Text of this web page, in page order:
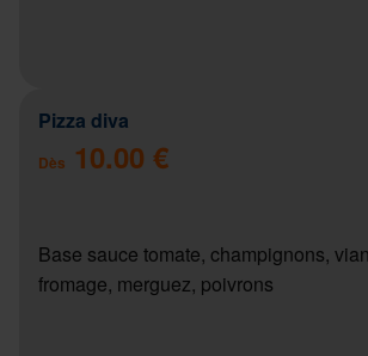
Pizza diva
Dès 10.00 €
Base sauce tomate, champignons,
fromage, merguez, poivrons